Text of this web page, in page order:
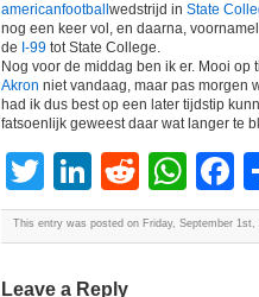
americanfootball wedstrijd in State
nog een keer vol, en daarna,
de I-99 tot State College.
Nog voor de middag ben ik er. Mooi
Akron niet vandaag, maar pas morgen
had ik dus best op een later tijdstip
fatsoenlijk geweest daar wat langer te
Twitter
LinkedIn
Reddit
This entry was posted on Friday, September
Leave a Reply